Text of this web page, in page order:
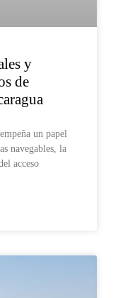
y
de
un papel
navegables, la
acceso